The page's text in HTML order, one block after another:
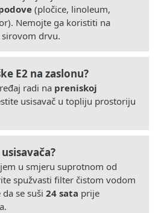
(pločice, linoleum,
Nemojte ga koristiti na
drvu.
E2 na zaslonu?
radi na preniskoj
usisavač u topliju prostoriju
u smjeru suprotnom od
spužvasti filter čistom vodom
se suši 24 sata prije